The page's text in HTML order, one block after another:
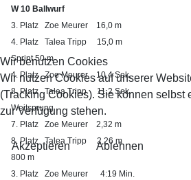
W 10 Ballwurf
3. Platz Zoe Meurer 16,0 m
4. Platz Talea Tripp 15,0 m
Sprint 50 m
4. Platz Zoe Meurer 10,4 Sek.
8. Platz Talea Tripp11,2 Sek.
Weitsprung
7. Platz Zoe Meurer 2,32 m
8. Platz Talea Tripp 2,26 m
800 m
3. Platz Zoe Meurer 4:19 Min.
Wir benutzen Cookies
Wir nutzen Cookies auf unserer
(Tracking Cookies). Sie können
zur Verfügung stehen.
Akzeptieren Ablehnen